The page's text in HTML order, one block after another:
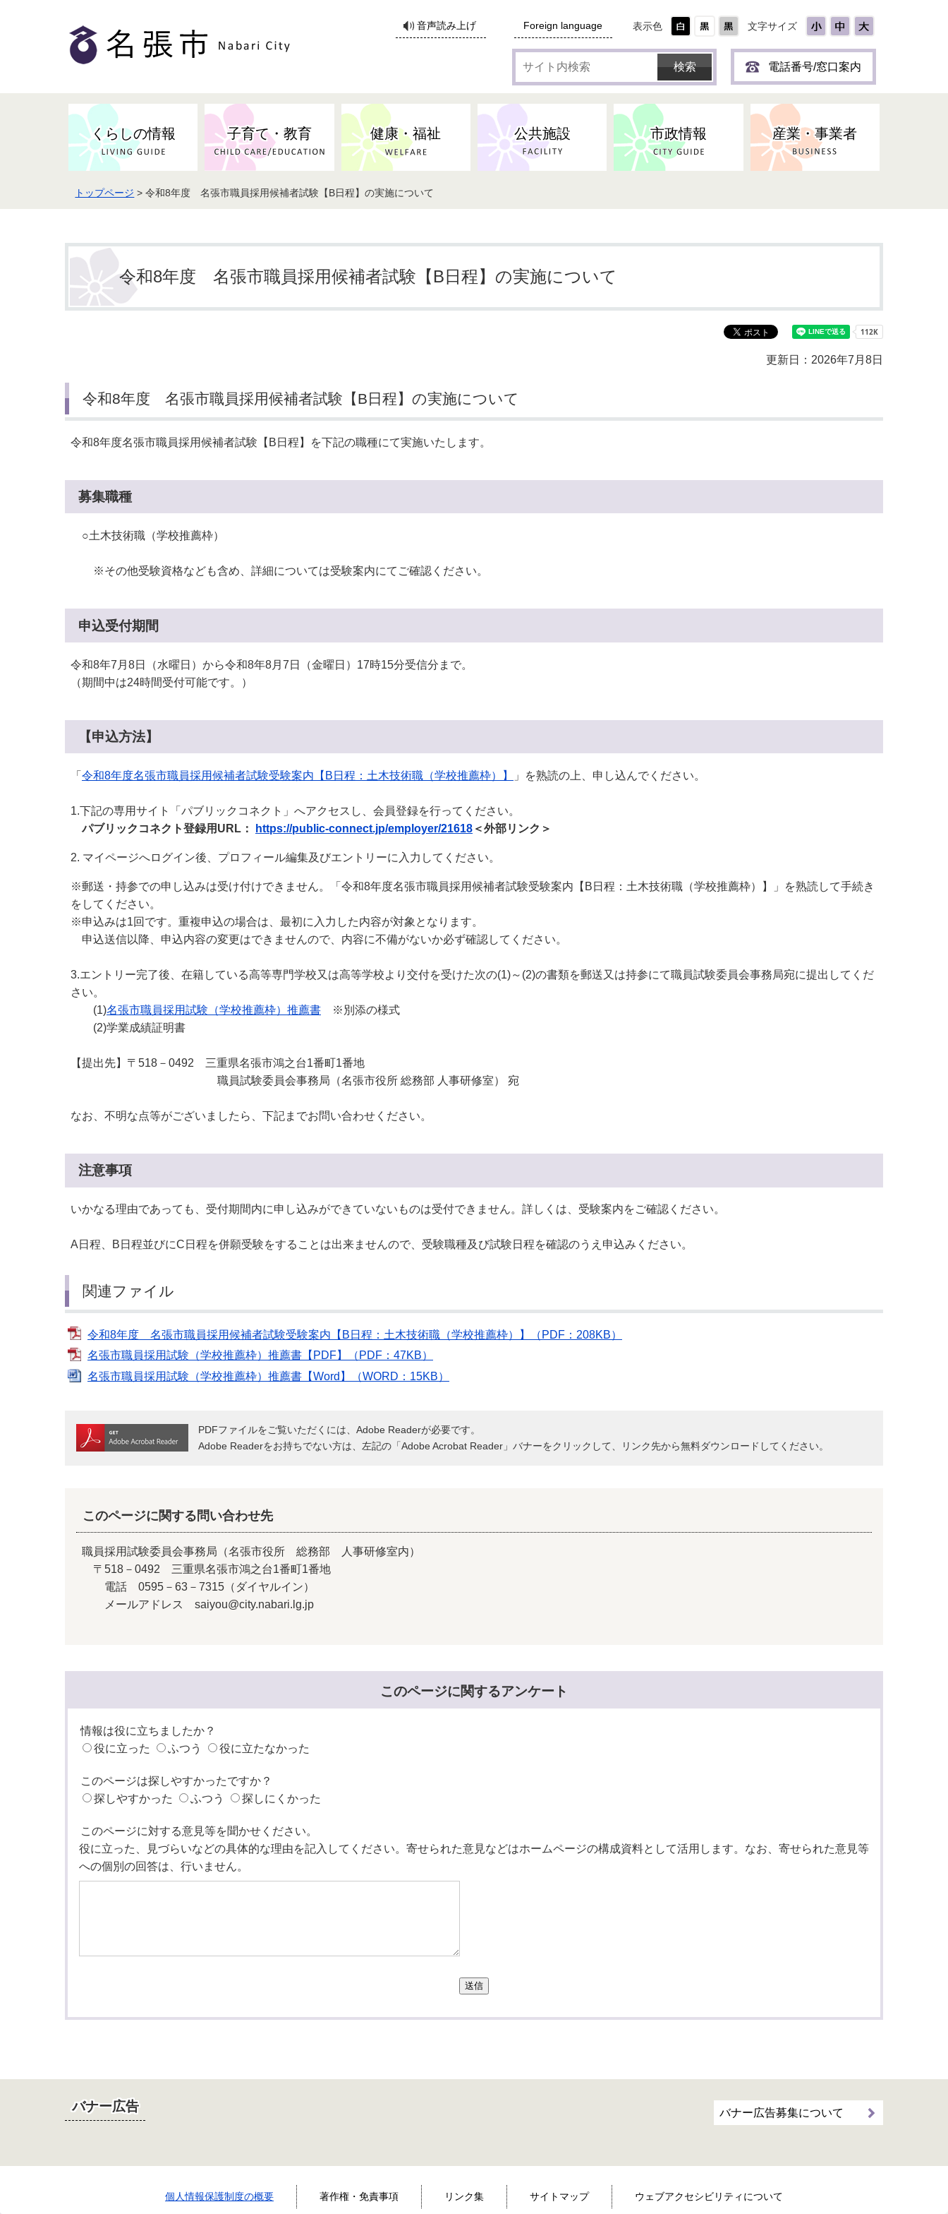
音声読み上げ Foreign language 表示色 文字サイズ
イ
ト
検
索
電話番号/窓口案内
くらしの情報 子育て・教育 健康・福祉 公共施設 市政情報 産業・事業者
トップページ > 令和8年度 名張市職員採用候補者試験【B日程】の実施について
令和8年度 名張市職員採用候補者試験【B日程】の実施について
更新日：2026年7月8日
令和8年度 名張市職員採用候補者試験【B日程】の実施について
令和8年度名張市職員採用候補者試験【B日程】を下記の職種にて実施いたします。
募集職種
○土木技術職（学校推薦枠）
※その他受験資格なども含め、詳細については受験案内にてご確認ください。
申込受付期間
令和8年7月8日（水曜日）から令和8年8月7日（金曜日）17時15分受信分まで。
（期間中は24時間受付可能です。）
【申込方法】
「 令和8年度名張市職員採用候補者試験受験案内【B日程：土木技術職（学校推薦枠）】 」を熟読の上、申し込んでください。
1.下記の専用サイト「パブリックコネクト」へアクセスし、会員登録を行ってください。
パブリックコネクト登録用URL：
https://public-connect.jp/employer/21618 ＜外部リンク＞
2. マイページへログイン後、プロフィール編集及びエントリーに入力してください。
※郵送・持参での申し込みは受け付けできません。「令和8年度名張市職員採用候補者試験受験案内【B日程：土木技術職（学校推薦枠）】」を熟読して手続き
をしてください。
※申込みは1回です。重複申込の場合は、最初に入力した内容が対象となります。
申込送信以降、申込内容の変更はできませんので、内容に不備がないか必ず確認してください。
3.エントリー完了後、在籍している高等専門学校又は高等学校より交付を受けた次の(1)～(2)の書類を郵送又は持参にて職員試験委員会事務局宛に提出してくだ
さい。
(1)名張市職員採用試験（学校推薦枠）推薦書 ※別添の様式
(2)学業成績証明書
【提出先】〒518－0492 三重県名張市鴻之台1番町1番地
職員試験委員会事務局（名張市役所 総務部 人事研修室） 宛
なお、不明な点等がございましたら、下記までお問い合わせください。
注意事項
いかなる理由であっても、受付期間内に申し込みができていないものは受付できません。詳しくは、受験案内をご確認ください。
A日程、B日程並びにC日程を併願受験をすることは出来ませんので、受験職種及び試験日程を確認のうえ申込みください。
関連ファイル
令和8年度 名張市職員採用候補者試験受験案内【B日程：土木技術職（学校推薦枠）】（PDF：208KB）
名張市職員採用試験（学校推薦枠）推薦書【PDF】（PDF：47KB）
名張市職員採用試験（学校推薦枠）推薦書【Word】（WORD：15KB）
PDFファイルをご覧いただくには、Adobe Readerが必要です。
Adobe Readerをお持ちでない方は、左記の「Adobe Acrobat Reader」バナーをクリックして、リンク先から無料ダウンロードしてください。
このページに関する問い合わせ先
職員採用試験委員会事務局（名張市役所 総務部 人事研修室内）
〒518－0492 三重県名張市鴻之台1番町1番地
電話 0595－63－7315（ダイヤルイン）
メールアドレス saiyou@city.nabari.lg.jp
このページに関するアンケート
情報は役に立ちましたか？
役に立った
ふつう 役に立たなかった
このページは探しやすかったですか？
探しやすかった
ふつう 探しにくかった
このページに対する意見等を聞かせください。
役に立った、見づらいなどの具体的な理由を記入してください。寄せられた意見などはホームページの構成資料として活用します。なお、寄せられた意見等
への個別の回答は、行いません。
送信
バナー広告 バナー広告募集について
個人情報保護制度の概要 著作権・免責事項 リンク集 サイトマップ ウェブアクセシビリティについて